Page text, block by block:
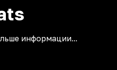
информации...